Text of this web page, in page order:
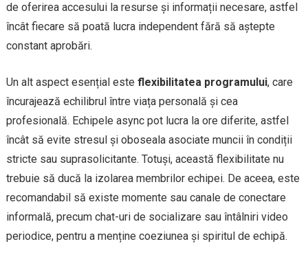
de oferirea accesului la resurse și informații necesare, astfel
încât fiecare să poată lucra independent fără să aștepte
constant aprobări.
Un alt aspect esențial este flexibilitatea programului, care
încurajează echilibrul între viața personală și cea
profesională. Echipele async pot lucra la ore diferite, astfel
încât să evite stresul și oboseala asociate muncii în condiții
stricte sau suprasolicitante. Totuși, această flexibilitate nu
trebuie să ducă la izolarea membrilor echipei. De aceea, este
recomandabil să existe momente sau canale de conectare
informală, precum chat-uri de socializare sau întâlniri video
periodice, pentru a menține coeziunea și spiritul de echipă.